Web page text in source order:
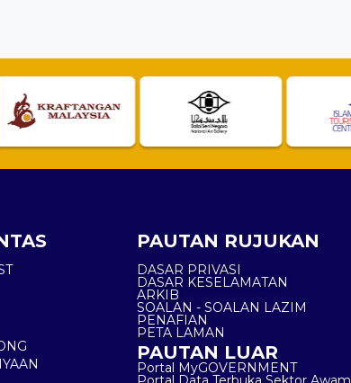
PAUTAN RUJUKAN
DASAR PRIVASI
DASAR KESELAMATAN
ARKIB
SOALAN - SOALAN LAZIM
PENAFIAN
PETA LAMAN
PAUTAN LUAR
Portal MyGOVERNMENT